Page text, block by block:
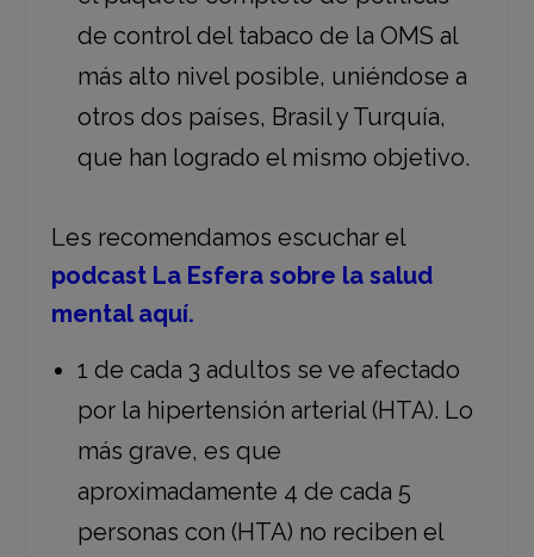
de control del tabaco de la OMS al
más alto nivel posible, uniéndose a
otros dos países, Brasil y Turquía,
que han logrado el mismo objetivo.
Les recomendamos escuchar el
podcast La Esfera sobre la salud
mental aquí.
1 de cada 3 adultos se ve afectado
por la hipertensión arterial (HTA). Lo
más grave, es que
aproximadamente 4 de cada 5
personas con (HTA) no reciben el